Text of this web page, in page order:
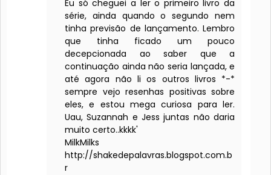
Eu só cheguei a ler o primeiro livro da
série, ainda quando o segundo nem
tinha previsão de lançamento. Lembro
que tinha ficado um pouco
decepcionada ao saber que a
continuação ainda não seria lançada, e
até agora não li os outros livros *-*
sempre vejo resenhas positivas sobre
eles, e estou mega curiosa para ler.
Uau, Suzannah e Jess juntas não daria
muito certo..kkkk'
MilkMilks
http://shakedepalavras.blogspot.com.b
r